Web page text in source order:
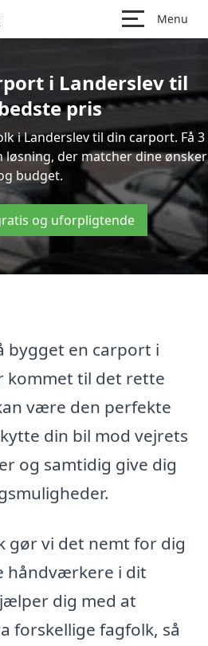
Menu
i Landerslev til
pris
i Landerslev til din carport. Få 3
der matcher dine ønsker
budget.
og uforpligtende
bygget en carport i
kommet til det rette
være den perfekte
din bil mod vejrets
og samtidig give dig
gør vi det nemt for dig
håndværkere i dit
dig med at
forskellige fagfolk, så